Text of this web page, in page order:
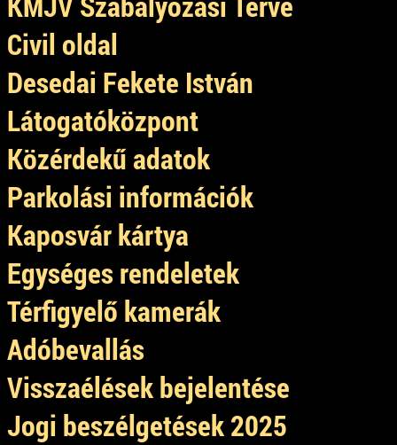
Civil oldal
Desedai Fekete István
Látogatóközpont
Közérdekű adatok
Parkolási információk
Kaposvár kártya
Egységes rendeletek
Térfigyelő kamerák
Adóbevallás
Visszaélések bejelentése
Jogi beszélgetések 2025